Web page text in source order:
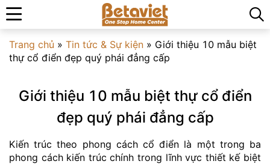
Trang chủ » Tin tức & Sự kiện » Giới thiệu 10 mẫu biệt
thự cổ điển đẹp quý phái đẳng cấp
Giới thiệu 10 mẫu biệt thự cổ điển
đẹp quý phái đẳng cấp
Kiến trúc theo phong cách cổ điển là một trong ba
phong cách kiến trúc chính trong lĩnh vực thiết kế biệt